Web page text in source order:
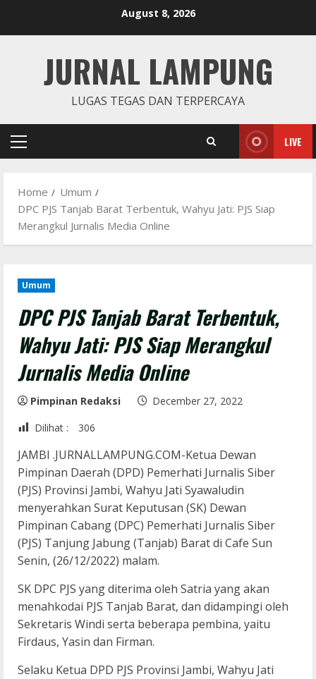
August 8, 2026
JURNAL LAMPUNG
LUGAS TEGAS DAN TERPERCAYA
Primary
LIVE
Home
Umum
DPC PJS Tanjab Barat Terbentuk, Wahyu Jati: PJS Siap
Merangkul Jurnalis Media Online
Umum
DPC PJS Tanjab Barat Terbentuk,
Wahyu Jati: PJS Siap Merangkul
Jurnalis Media Online
Pimpinan Redaksi
December 27, 2022
Dilihat :
306
JAMBI .JURNALLAMPUNG.COM-Ketua Dewan
Pimpinan Daerah (DPD) Pemerhati Jurnalis Siber
(PJS) Provinsi Jambi, Wahyu Jati Syawaludin
menyerahkan Surat Keputusan (SK) Dewan
Pimpinan Cabang (DPC) Pemerhati Jurnalis Siber
(PJS) Tanjung Jabung (Tanjab) Barat di Cafe Sun
Senin, (26/12/2022) malam.
SK DPC PJS yang diterima oleh Satria yang akan
menahkodai PJS Tanjab Barat, dan didampingi oleh
Sekretaris Windi serta beberapa pembina, yaitu
Firdaus, Yasin dan Firman.
Selaku Ketua DPD PJS Provinsi Jambi, Wahyu Jati